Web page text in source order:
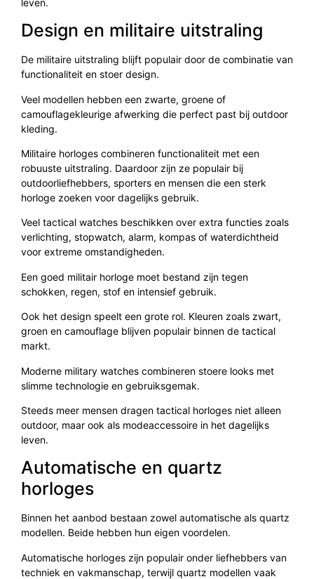
Design en militaire uitstraling
De militaire uitstraling blijft populair door de combinatie van
functionaliteit en stoer design.
Veel modellen hebben een zwarte, groene of
camouflagekleurige afwerking die perfect past bij outdoor
kleding.
Militaire horloges combineren functionaliteit met een
robuuste uitstraling. Daardoor zijn ze populair bij
outdoorliefhebbers, sporters en mensen die een sterk
horloge zoeken voor dagelijks gebruik.
Veel tactical watches beschikken over extra functies zoals
verlichting, stopwatch, alarm, kompas of waterdichtheid
voor extreme omstandigheden.
Een goed militair horloge moet bestand zijn tegen
schokken, regen, stof en intensief gebruik.
Ook het design speelt een grote rol. Kleuren zoals zwart,
groen en camouflage blijven populair binnen de tactical
markt.
Moderne military watches combineren stoere looks met
slimme technologie en gebruiksgemak.
Steeds meer mensen dragen tactical horloges niet alleen
outdoor, maar ook als modeaccessoire in het dagelijks
leven.
Automatische en quartz
horloges
Binnen het aanbod bestaan zowel automatische als quartz
modellen. Beide hebben hun eigen voordelen.
Automatische horloges zijn populair onder liefhebbers van
techniek en vakmanschap, terwijl quartz modellen vaak